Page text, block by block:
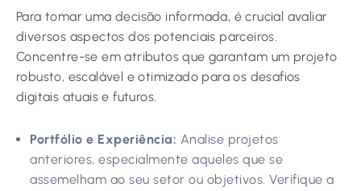
Para tomar uma decisão informada, é crucial avaliar
diversos aspectos dos potenciais parceiros.
Concentre-se em atributos que garantam um projeto
robusto, escalável e otimizado para os desafios
digitais atuais e futuros.
Portfólio e Experiência: Analise projetos
anteriores, especialmente aqueles que se
assemelham ao seu setor ou objetivos. Verifique a